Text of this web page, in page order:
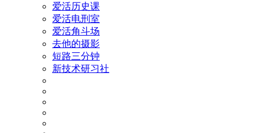
爱活历史课
爱活电刑室
爱活角斗场
去他的摄影
短路三分钟
新技术研习社